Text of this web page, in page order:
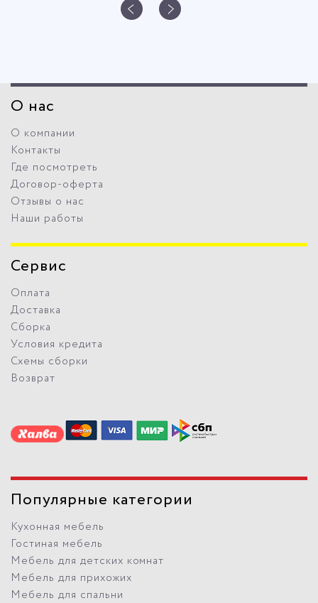
О нас
О компании
Контакты
Где посмотреть
Договор-оферта
Отзывы о нас
Наши работы
Сервис
Оплата
Доставка
Сборка
Условия кредита
Схемы сборки
Возврат
Популярные категории
Кухонная мебель
Гостиная мебель
Мебель для детских комнат
Мебель для прихожих
Мебель для спальни